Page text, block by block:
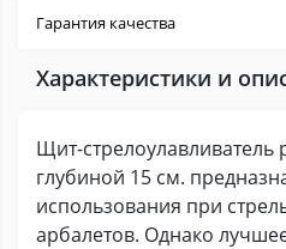
Гарантия качества
Характеристики и
Щит-стрелоулавливатель
глубиной 15 см.
использования при
арбалетов. Однако